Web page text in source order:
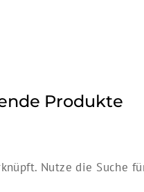
Produkte
Nutze die Suche